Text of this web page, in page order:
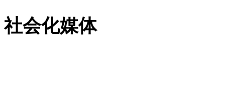
社会化媒体